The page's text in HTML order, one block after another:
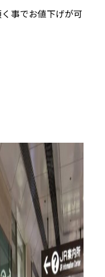
事でお値下げが可